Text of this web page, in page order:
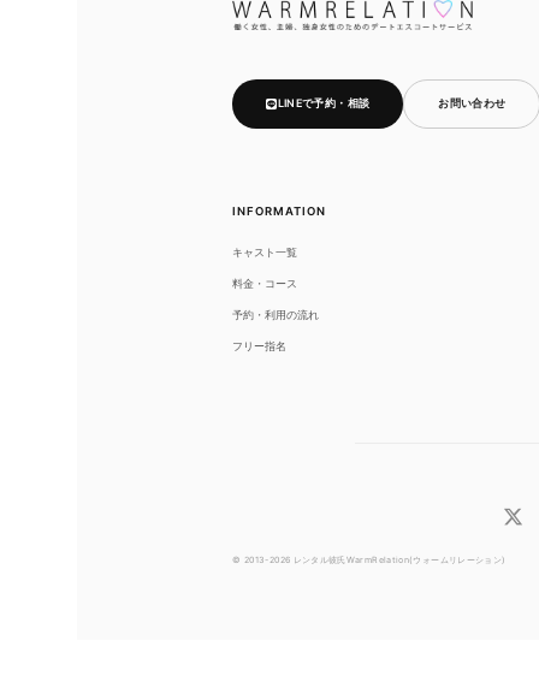
LINEで予約・相談 お問い合わせ
INFORMATION
キャスト一覧
料金・コース
予約・利用の流れ
フリー指名
© 2013-2026 レンタル彼氏WarmRelation(ウォームリレーション)